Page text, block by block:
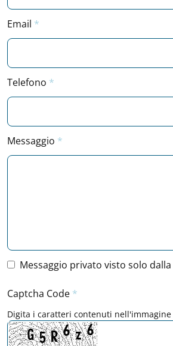
Email
Telefono
Messaggio
Messaggio privato visto solo
Captcha Code
Digita i caratteri contenuti nell'immagine